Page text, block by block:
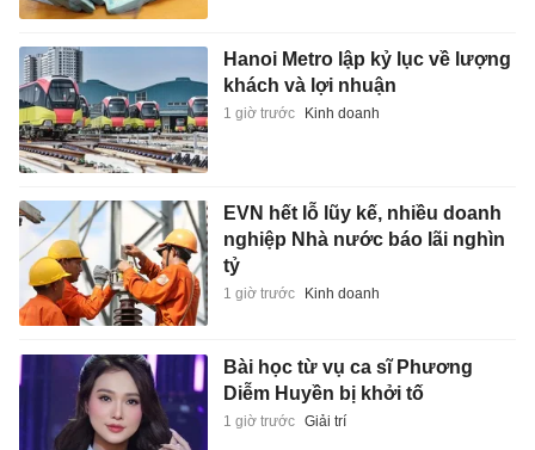
Hanoi Metro lập kỷ lục về lượng
khách và lợi nhuận
1 giờ trước Kinh doanh
EVN hết lỗ lũy kế, nhiều doanh
nghiệp Nhà nước báo lãi nghìn
tỷ
1 giờ trước Kinh doanh
Bài học từ vụ ca sĩ Phương
Diễm Huyền bị khởi tố
1 giờ trước Giải trí